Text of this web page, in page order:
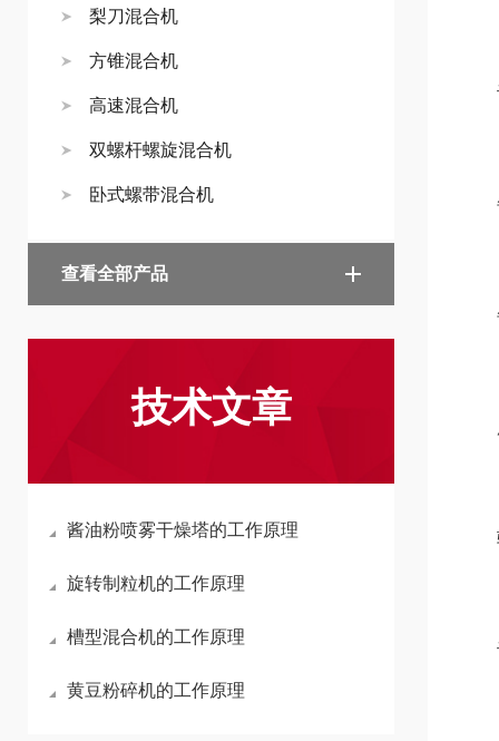
梨刀混合机
方锥混合机
高速混合机
双螺杆螺旋混合机
卧式螺带混合机
查看全部产品
技术文章
酱油粉喷雾干燥塔的工作原理
旋转制粒机的工作原理
槽型混合机的工作原理
黄豆粉碎机的工作原理
设
每
每
驱
设